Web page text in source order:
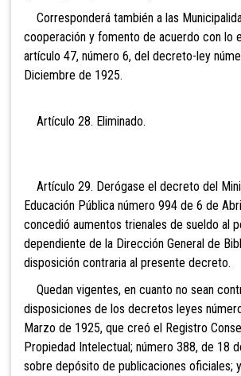
Corresponderá también a las
cooperación y fomento de acuerdo con lo
artículo 47, número 6, del decreto-ley
Diciembre de 1925.
Artículo 28. Eliminado.
Artículo 29. Derógase el decreto del
Educación Pública número 994 de 6 de
concedió aumentos trienales de sueldo al
dependiente de la Dirección General de
disposición contraria al presente decreto.
Quedan vigentes, en cuanto no sean
disposiciones de los decretos leyes
Marzo de 1925, que creó el Registro
Propiedad Intelectual; número 388, de 18
sobre depósito de publicaciones oficiales;